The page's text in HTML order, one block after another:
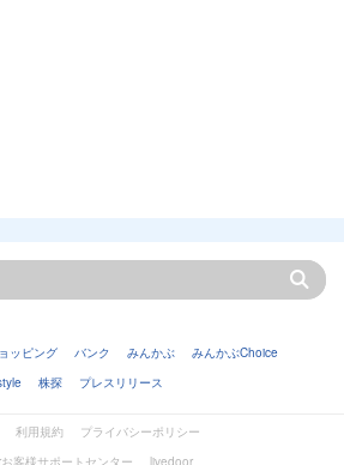
ッピング バンク みんかぶ
みんかぶChoice
株探 プレスリリース
利用規約
プライバシーポリシー
客様サポートセンター
livedoor